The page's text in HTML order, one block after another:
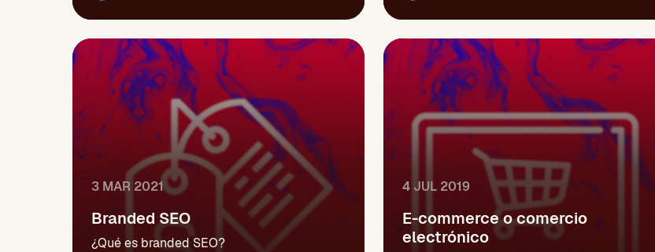
3 MAR 2021
Branded SEO
¿Qué es branded SEO?
4 JUL 2019
E-commerce o comercio
electrónico